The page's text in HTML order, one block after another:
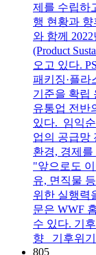
제를 수립하
행 현황과
와 함께
(Product
오고 있다.
패키징·플라
기준을 확립
유통업 전반
있다. 임익
업의 공급망
환경, 경제
"앞으로도
유, 면직물
위한 실행력
문은 WWF
수 있다. 기
향 기후위기
805